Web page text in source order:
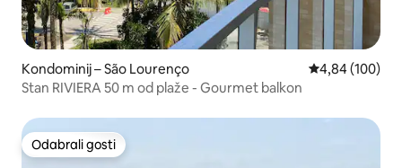
Kondominij – São Lourenço Prosječna
4,84 (100)
Stan RIVIERA 50 m od plaže - Gourmet balkon
Odabrali gosti
Odabrali gosti